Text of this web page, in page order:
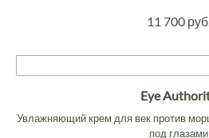
11 700
Eye
Увлажняющий крем для век против
под глазами